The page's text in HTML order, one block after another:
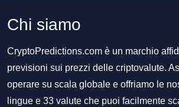
Chi siamo
CryptoPredictions.com è un marchio
previsioni sui prezzi delle criptovalute.
operare su scala globale e offriamo le
lingue e 33 valute che puoi facilmente